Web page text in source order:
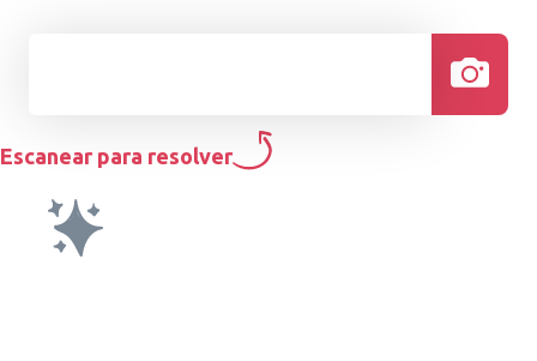
Escanear para resolver